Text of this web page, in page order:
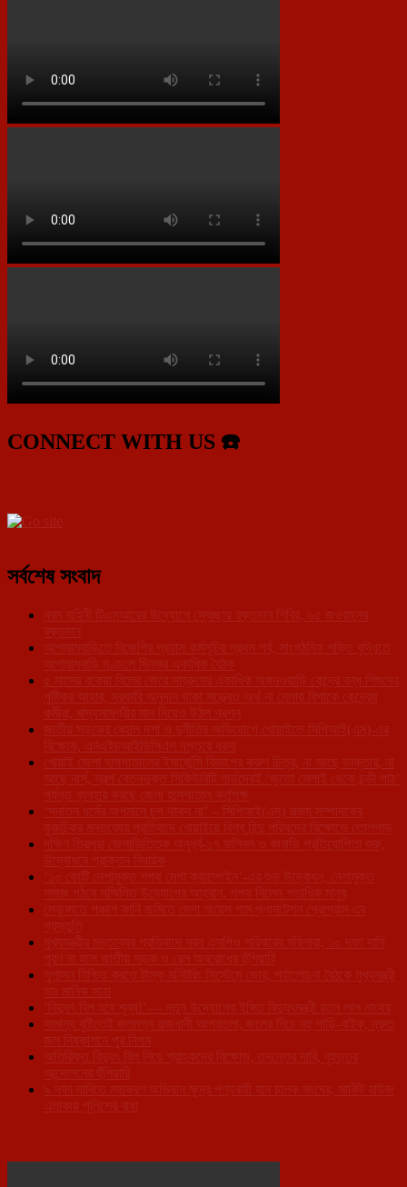
CONNECT WITH US ☎️
সর্বশেষ সংবাদ
নবম বাহিনী টিএসআরের উদ্যোগে স্বেচ্ছায় রক্তদান শিবির, ৬৫ জওয়ানের
রক্তদান
আশারামবাড়িতে বিজেপির প্রয়াস কর্মসূচির প্রথম পর্ব, সাংগঠনিক শক্তি বৃদ্ধিতে
আশারামবাড়ি মণ্ডলে দিনভর একাধিক বৈঠক
৫ মাসের বকেয়া বিলের জেরে সাব্রুমের একাধিক অঙ্গনওয়াড়ি কেন্দ্রে বন্ধ শিশুদের
পুষ্টিকর আহার, সরকারি অনুদান থাকা সত্ত্বেও অর্থ না মেলায় বিপাকে কেন্দ্রের
কর্মীরা, খাদ্যসামগ্রীর মান নিয়েও উঠল প্রশ্ন
জাতীয় সড়কের বেহাল দশা ও দুর্নীতির অভিযোগে খোয়াইতে সিপিআই(এম)-এর
বিক্ষোভ, এনএইচআইডিসিএল দপ্তরে ধরনা
খোয়াই জেলা হাসপাতালের ইমার্জেন্সি বিভাগের করুণ চিত্র, না আছে ডাক্তার, না
আছে নার্স, স্বল্প বেতনভূক্ত সিকিউরিটি গার্ডদেরই ‘জুতো সেলাই থেকে চন্ডী পাঠ’
পর্যন্ত ব্যবহার করছে জেলা হাসপাতাল কর্তৃপক্ষ
‘সনাতন ধর্মের অপমানে চুপ থাকব না’ – সিপিআই(এম) রাজ্য সম্পাদকের
কুরুচিকর মন্তব্যের প্রতিবাদে খোয়াইয়ে বিশ্ব হিন্দু পরিষদের বিক্ষোভে তোলপাড়
দক্ষিণ ত্রিপুরা জেলাভিত্তিক অনূর্ধ্ব-১৭ ভলিবল ও কাবাডি প্রতিযোগিতা শুরু,
উদ্বোধনে প্রাক্তন বিধায়ক
‘১০ কোটি নেশামুক্ত শপথ মেগা ক্যাম্পেইন’-এর শুভ উদ্বোধন, নেশামুক্ত
সমাজ গঠনে সম্মিলিত উদ্যোগের আহ্বান, শপথ নিলেন শতাধিক মানুষ
লেফুঙ্গাতে পঞ্চাশ কানি জমিতে মেগা অয়েল পাম প্লানটেশন প্রোগ্রাম এর
প্রস্তুতি
মুখ্যমন্ত্রীর মন্তব্যের প্রতিবাদে সরব এসপিও পরিবারের মহিলারা, ১০ দফা দাবি
পূরণ না হলে জাতীয় সড়ক ও রেল অবরোধের হুঁশিয়ারি
সুশাসন নিশ্চিত করতে টাস্ক মনিটরিং সিস্টেমে জোর, পর্যালোচনা বৈঠকে মুখ্যমন্ত্রী
ডাঃ মানিক সাহা
‘বিদ্যুৎ বিল হবে শূন্য!’— নতুন উদ্যোগের ইঙ্গিত বিদ্যুৎমন্ত্রী রতন লাল নাথের
সামান্য বৃষ্টিতেই জলমগ্ন রাজধানী আগরতলা, জলের নিচে বহু গাড়ি-বাইক, দ্রুত
জল নিষ্কাশনে পুর নিগম
অতিরিক্ত বিদ্যুৎ বিল নিয়ে গ্রাহকদের বিক্ষোভ, তদন্তের দাবি, বৃহত্তর
আন্দোলনের হুঁশিয়ারি
৯ দফা দাবিতে মহাকরণ অভিযান ক্ষুদ্র পণ্যবাহী যান চালক সংঘের, সার্কিট হাউজ
এলাকায় পুলিশের বাধা